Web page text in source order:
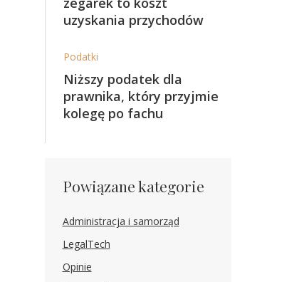
uzyskania przychodów
Podatki
Niższy podatek dla
prawnika, który przyjmie
kolegę po fachu
Powiązane kategorie
Administracja i samorząd
LegalTech
Opinie